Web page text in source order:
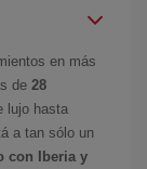
en más
de 28
lujo hasta
a tan sólo un
con Iberia y